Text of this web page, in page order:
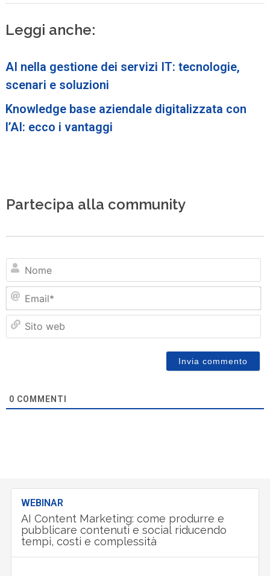
Leggi anche:
AI nella gestione dei servizi IT: tecnologie,
scenari e soluzioni
Knowledge base aziendale digitalizzata con
l’AI: ecco i vantaggi
Partecipa alla community
0 COMMENTI
WEBINAR
AI Content Marketing: come produrre e
pubblicare contenuti e social riducendo
tempi, costi e complessità